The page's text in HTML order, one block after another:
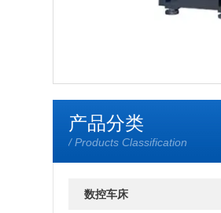
产品分类
/ Products Classification
数控车床